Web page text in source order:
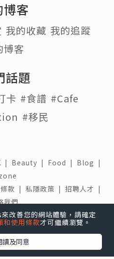
博客
我的收藏 我的追蹤
博客
話題
卡 #食譜 #Cafe
#移民
| Beauty | Food | Blog |
款 | 私隱政策 | 招聘人才 |
我們
應用程式
改善您的網站體驗，請確定
和使用條款才可繼續瀏覽。
讀及同意